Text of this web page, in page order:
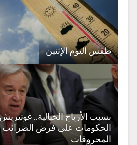
طقس اليوم الإثنين
بسبب الأرباح الخيالية..
الحكومات على فرض
المحروقات